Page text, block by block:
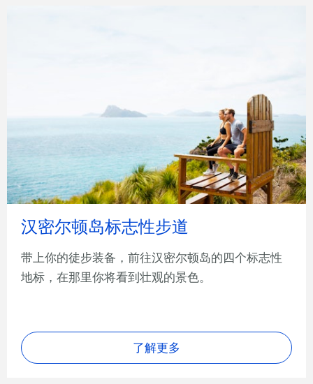
汉密尔顿岛标志性步道
带上你的徒步装备，前往汉密尔顿岛的四个标志性
地标，在那里你将看到壮观的景色。
了解更多